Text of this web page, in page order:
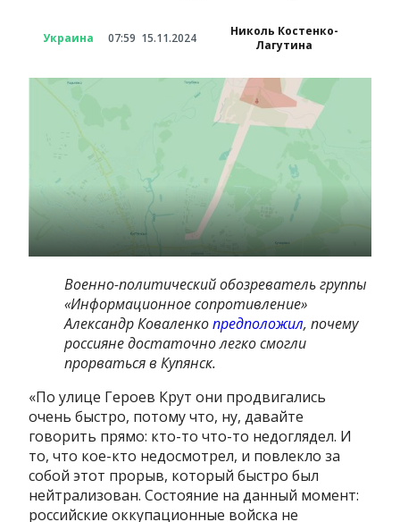
Украина 07:59 15.11.2024
Николь Костенко-
Лагутина
Военно-политический обозреватель группы
«Информационное сопротивление»
Александр Коваленкопредположил, почему
россияне достаточно легко смогли
прорваться в Купянск.
«По улице Героев Крут они продвигались
очень быстро, потому что, ну, давайте
говорить прямо: кто-то что-то недоглядел. И
то, что кое-кто недосмотрел, и повлекло за
собой этот прорыв, который быстро был
нейтрализован. Состояние на данный момент:
российские оккупационные войска не